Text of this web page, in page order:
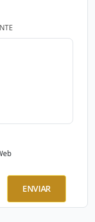
ENVIAR